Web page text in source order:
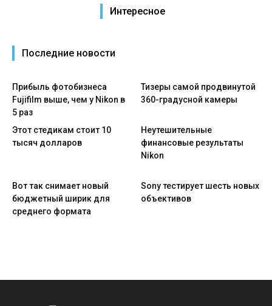
Интересное
Последние новости
Прибыль фотобизнеса
Fujifilm выше, чем у Nikon в
5 раз
Тизеры самой продвинутой
360-градусной камеры
Этот стедикам стоит 10
тысяч долларов
Неутешительные
финансовые результаты
Nikon
Вот так снимает новый
бюджетный ширик для
среднего формата
Sony тестирует шесть новых
объективов